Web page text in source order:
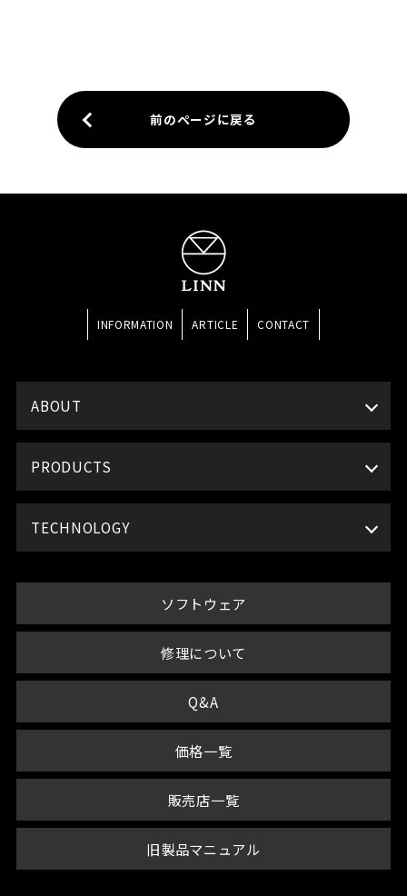
前のページに戻る
INFORMATION ARTICLE CONTACT
ABOUT
PRODUCTS
TECHNOLOGY
ソフトウェア
修理について
Q&A
価格一覧
販売店一覧
旧製品マニュアル